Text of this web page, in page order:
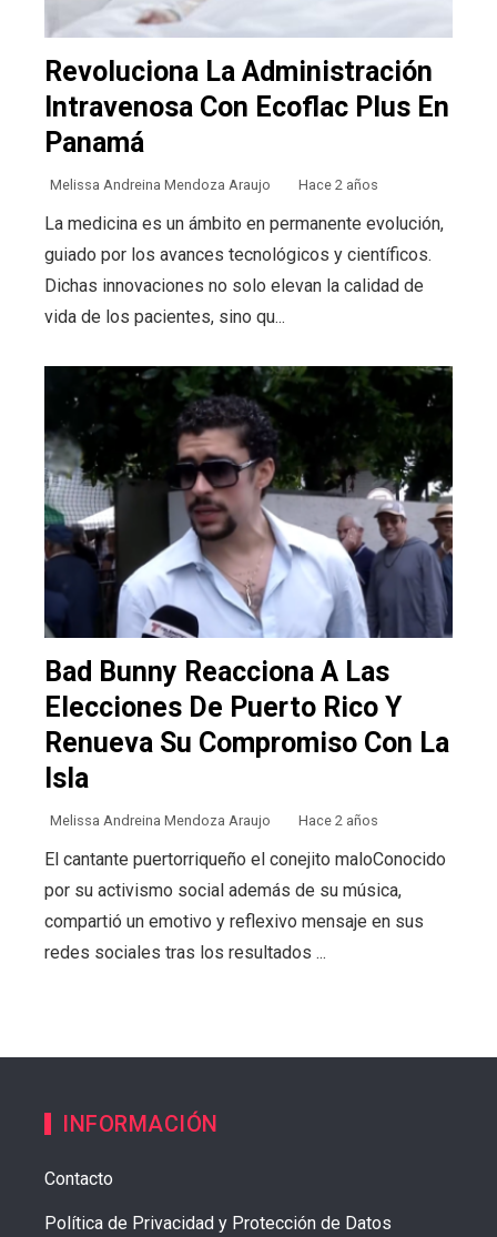
Revoluciona La Administración
Intravenosa Con Ecoflac Plus En
Panamá
Melissa Andreina Mendoza Araujo Hace 2 años
La medicina es un ámbito en permanente evolución,
guiado por los avances tecnológicos y científicos.
Dichas innovaciones no solo elevan la calidad de
vida de los pacientes, sino qu...
Bad Bunny Reacciona A Las
Elecciones De Puerto Rico Y
Renueva Su Compromiso Con La
Isla
Melissa Andreina Mendoza Araujo Hace 2 años
El cantante puertorriqueño el conejito maloConocido
por su activismo social además de su música,
compartió un emotivo y reflexivo mensaje en sus
redes sociales tras los resultados ...
INFORMACIÓN
Contacto
Política de Privacidad y Protección de Datos